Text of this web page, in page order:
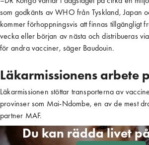
som godkänts av WHO från Tyskland, Japan
kommer förhoppningsvis att finnas tillgängligt
vecka eller början av nästa och distribueras
för andra vacciner, säger Baudouin.
Läkarmissionens arbete
Läkarmissionen stöttar transporterna av
provinser som Mai-Ndombe, en av de mest
partner MAF.
Du kan rädda livet